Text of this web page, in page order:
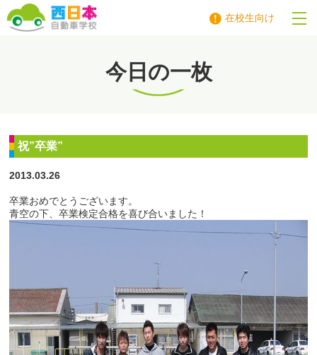
在校生向け
今日の一枚
祝”卒業”
2013.03.26
卒業おめでとうございます。
青空の下、卒業検定合格を喜び合いました！